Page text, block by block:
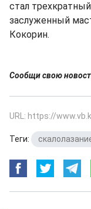
стал
заслуженный
Кокорин.
Сообщи свою
URL: https://
Теги: